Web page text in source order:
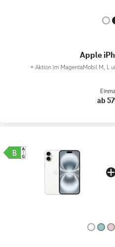
Apple
+ Aktion im MagentaMobil M, L
ab